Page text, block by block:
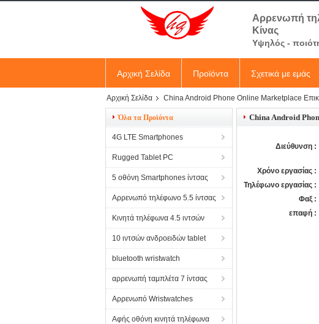
Αρρενωπή
Κίνας
Υψηλός -
Αρχική Σελίδα Προϊόντα Σχετικά με εμάς
Αρχική Σελίδα China Android Phone Online Marketplace
Όλα τα Προϊόντα
4G LTE Smartphones
Rugged Tablet PC
5 οθόνη Smartphones ίντσας
Αρρενωπό τηλέφωνο 5.5 ίντσας
Κινητά τηλέφωνα 4.5 ιντσών
10 ιντσών ανδροειδών tablet
bluetooth wristwatch
αρρενωπή ταμπλέτα 7 ίντσας
Αρρενωπό Wristwatches
Αφής οθόνη κινητά τηλέφωνα
China Android
Διεύθυνση :
Χρόνο εργασίας :
Τηλέφωνο εργασίας :
Φαξ :
επαφή :